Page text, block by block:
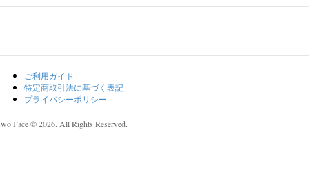
ご利用ガイド
特定商取引法に基づく表記
プライバシーポリシー
Face © 2026. All Rights Reserved.